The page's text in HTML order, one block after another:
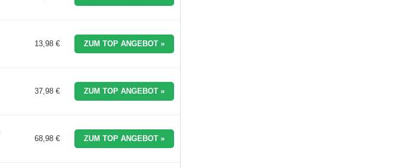
13,98 € ZUM TOP ANGEBOT »
37,98 € ZUM TOP ANGEBOT »
68,98 € ZUM TOP ANGEBOT »